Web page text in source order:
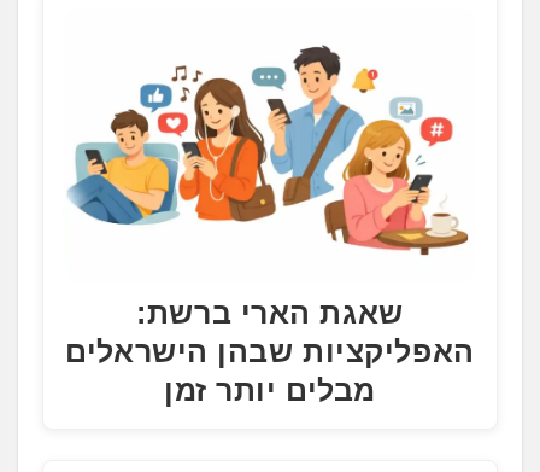
שאגת הארי ברשת:
האפליקציות שבהן הישראלים
מבלים יותר זמן